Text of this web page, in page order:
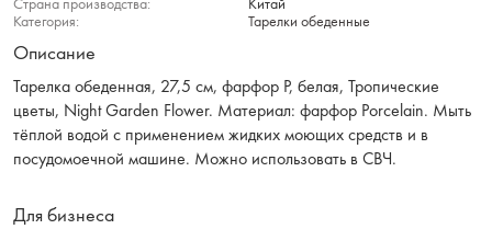
Страна производства:
Китай
Категория:
Тарелки обеденные
Описание
Тарелка обеденная, 27,5 см, фарфор P, белая, Тропические
цветы, Night Garden Flower. Материал: фарфор Рorcelain. Мыть
тёплой водой с применением жидких моющих средств и в
посудомоечной машине. Можно использовать в СВЧ.
Для бизнеса